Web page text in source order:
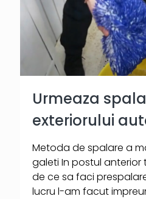
Urmeaza
exteriorului
Metoda de spalare a
galeti In postul
de ce sa faci
lucru l-am facut